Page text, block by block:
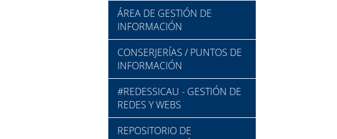
ÁREA DE GESTIÓN DE
INFORMACIÓN
CONSERJERÍAS / PUNTOS DE
INFORMACIÓN
#REDESSICAU - GESTIÓN DE
REDES Y WEBS
REPOSITORIO DE